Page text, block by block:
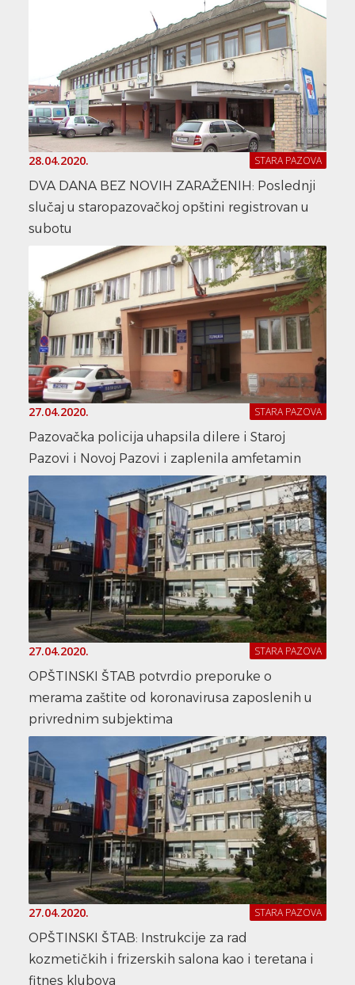
28.04.2020. STARA PAZOVA
DVA DANA BEZ NOVIH ZARAŽENIH: Poslednji
slučaj u staropazovačkoj opštini registrovan u
subotu
27.04.2020. STARA PAZOVA
Pazovačka policija uhapsila dilere i Staroj
Pazovi i Novoj Pazovi i zaplenila amfetamin
27.04.2020. STARA PAZOVA
OPŠTINSKI ŠTAB potvrdio preporuke o
merama zaštite od koronavirusa zaposlenih u
privrednim subjektima
27.04.2020. STARA PAZOVA
OPŠTINSKI ŠTAB: Instrukcije za rad
kozmetičkih i frizerskih salona kao i teretana i
fitnes klubova